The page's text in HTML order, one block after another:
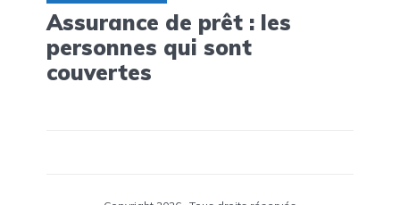
Assurance de prêt : les
personnes qui sont
couvertes